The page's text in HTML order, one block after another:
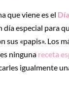
que viene es el
día especial para
sus «papis». Los
ninguna receta
igualmente